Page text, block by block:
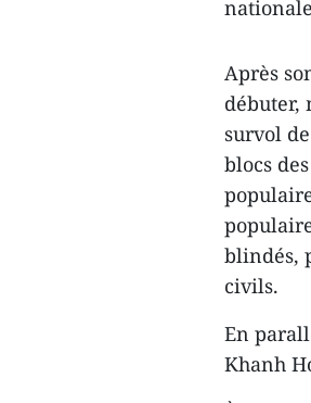
Après
débuter,
survol
blocs
blindés,
civils.
En
Khanh